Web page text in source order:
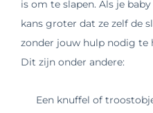
is om te slapen. Als je
kans groter dat ze zelf de
zonder jouw hulp nodig te
Dit zijn onder andere:
Een knuffel of